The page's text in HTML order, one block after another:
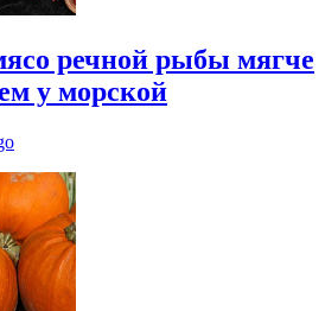
речной рыбы мягче
у морской